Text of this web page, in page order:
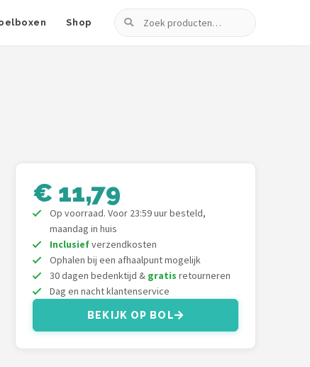
Shop
Zoeken
€ 11,79
Op voorraad. Voor 23:59 uur besteld,
maandag in huis
Inclusiefverzendkosten
Ophalen bij een afhaalpunt mogelijk
30 dagen bedenktijd & gratis retourneren
Dag en nacht klantenservice
BEKIJK OP BOL